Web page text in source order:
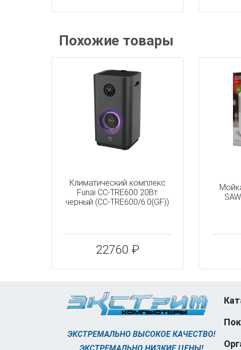
Похожие товары
Климатический комплекc
Funai CC-TRE600 20Вт
черный (CC-TRE600/6.0(GF))
22760 ₽
ЭКСТРЕМАЛЬНО ВЫСОКОЕ КАЧЕСТВО!
ЭКСТРЕМАЛЬНО НИЗКИЕ ЦЕНЫ!